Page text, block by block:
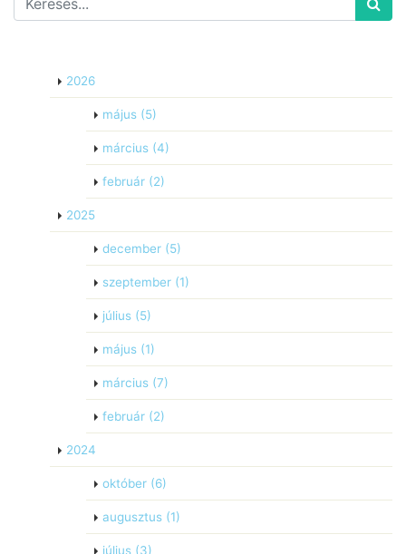
2026
május (5)
március (4)
február (2)
2025
december (5)
szeptember (1)
július (5)
május (1)
március (7)
február (2)
2024
október (6)
augusztus (1)
július (3)